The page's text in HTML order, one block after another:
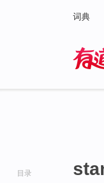
词典
目录